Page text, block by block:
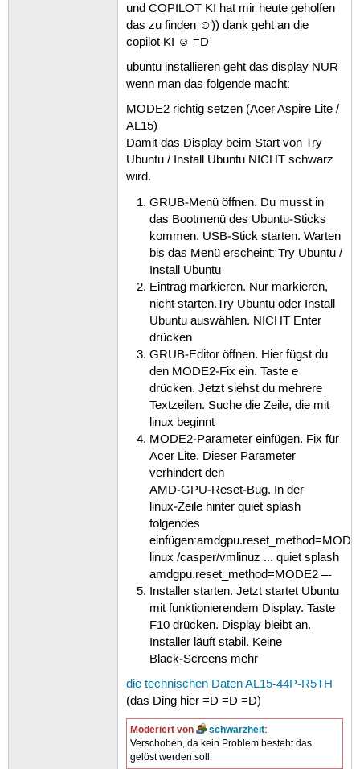
und COPILOT KI hat mir heute geholfen
das zu finden ☺)) dank geht an die
copilot KI ☺ =D
ubuntu installieren geht das display NUR
wenn man das folgende macht:
MODE2 richtig setzen (Acer Aspire Lite /
AL15)
Damit das Display beim Start von Try
Ubuntu / Install Ubuntu NICHT schwarz
wird.
GRUB‑Menü öffnen. Du musst in
das Bootmenü des Ubuntu‑Sticks
kommen. USB‑Stick starten. Warten
bis das Menü erscheint: Try Ubuntu /
Install Ubuntu
Eintrag markieren. Nur markieren,
nicht starten.Try Ubuntu oder Install
Ubuntu auswählen. NICHT Enter
drücken
GRUB‑Editor öffnen. Hier fügst du
den MODE2‑Fix ein. Taste e
drücken. Jetzt siehst du mehrere
Textzeilen. Suche die Zeile, die mit
linux beginnt
MODE2‑Parameter einfügen. Fix für
Acer Lite. Dieser Parameter
verhindert den
AMD‑GPU‑Reset‑Bug. In der
linux‑Zeile hinter quiet splash
folgendes
linux /casper/vmlinuz ... quiet splash
amdgpu.reset_method=MODE2 –-
Installer starten. Jetzt startet Ubuntu
mit funktionierendem Display. Taste
F10 drücken. Display bleibt an.
Installer läuft stabil. Keine
Black‑Screens mehr
die technischen Daten AL15-44P-R5TH
(das Ding hier =D =D =D)
Moderiert von schwarzheit:
Verschoben, da kein Problem besteht das
gelöst werden soll.